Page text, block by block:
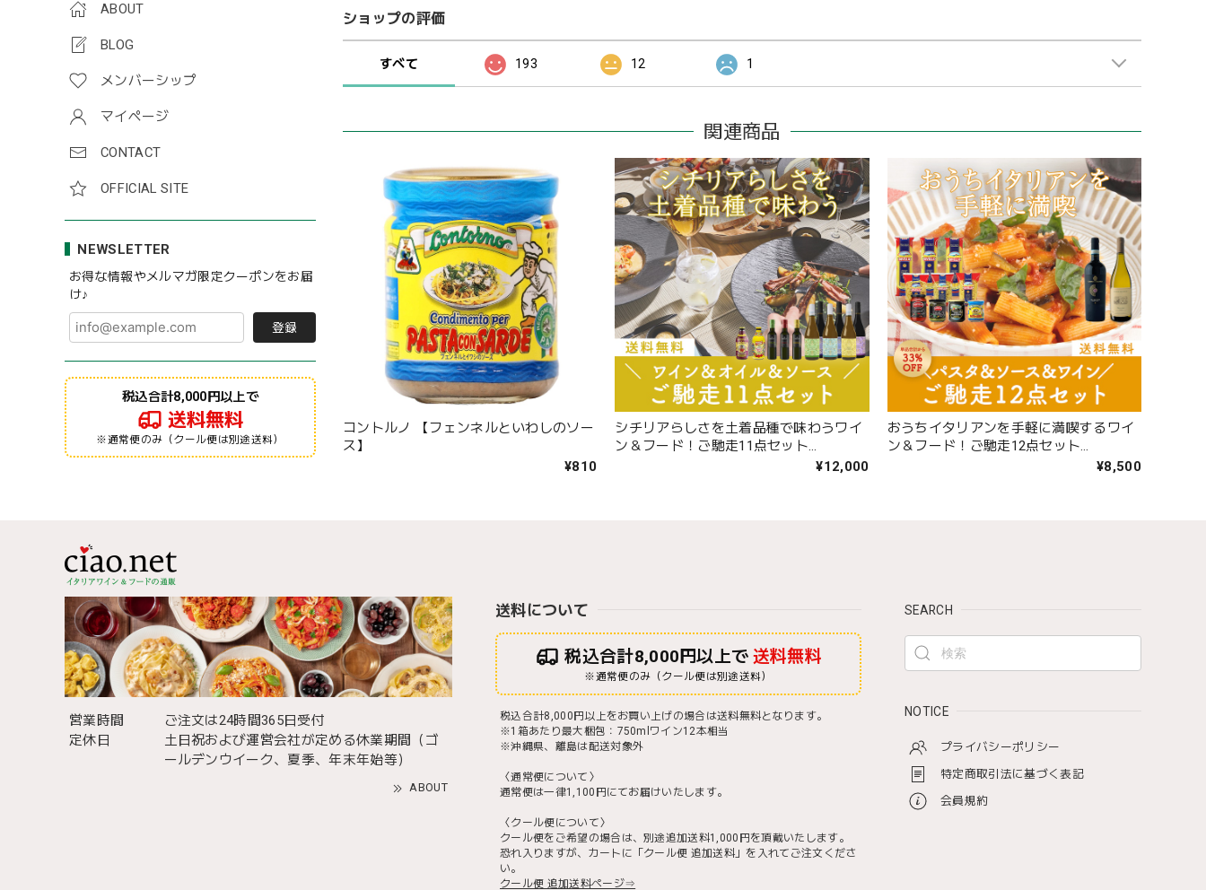
ABOUT
BLOG
メンバーシップ
マイページ
CONTACT
OFFICIAL SITE
NEWSLETTER
お得な情報やメルマガ限定クーポンをお届
け♪
登録
税込合計8,000円以上で
送料無料
※通常便のみ（クール便は別途送料）
ショップの評価
すべて 193 12 1
関連商品
コントルノ 【フェンネルといわしのソー
ス】
¥810
シチリアらしさを土着品種で味わうワイ
ン＆フード！ご馳走11点セット
〈34.6%OFF＆送料無料〉(B611001)¥12,000
おうちイタリアンを手軽に満喫するワイ
ン＆フード！ご馳走12点セット
¥8,500
営業時間
ご注文は24時間365日受付
定休日
土日祝および運営会社が定める休業期間（ゴ
ールデンウイーク、夏季、年末年始等）
ABOUT
送料について
税込合計8,000円以上で 送料無料
※通常便のみ（クール便は別途送料）
税込合計8,000円以上をお買い上げの場合は送料無料となります。
※1箱あたり最大梱包：750mlワイン12本相当
※沖縄県、離島は配送対象外
〈通常便について〉
通常便は一律1,100円にてお届けいたします。
〈クール便について〉
クール便をご希望の場合は、別途追加送料1,000円を頂戴いたします。
恐れ入りますが、カートに「クール便 追加送料」を入れてご注文くださ
い。
クール便 追加送料ページ⇒
SEARCH
NOTICE
プライバシーポリシー
特定商取引法に基づく表記
会員規約